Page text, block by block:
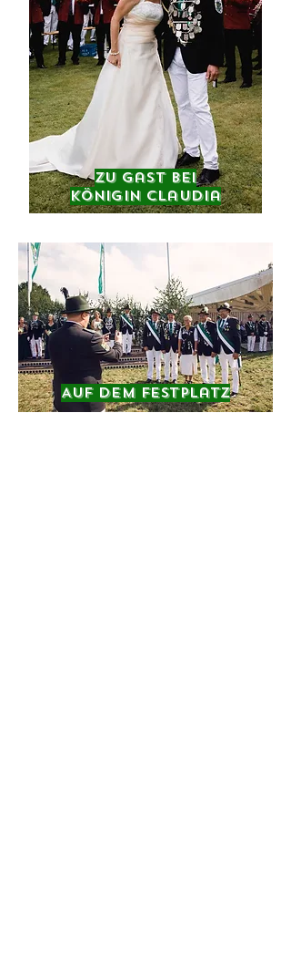
Zu Gast bei
Königin Claudia
Auf dem Festplatz